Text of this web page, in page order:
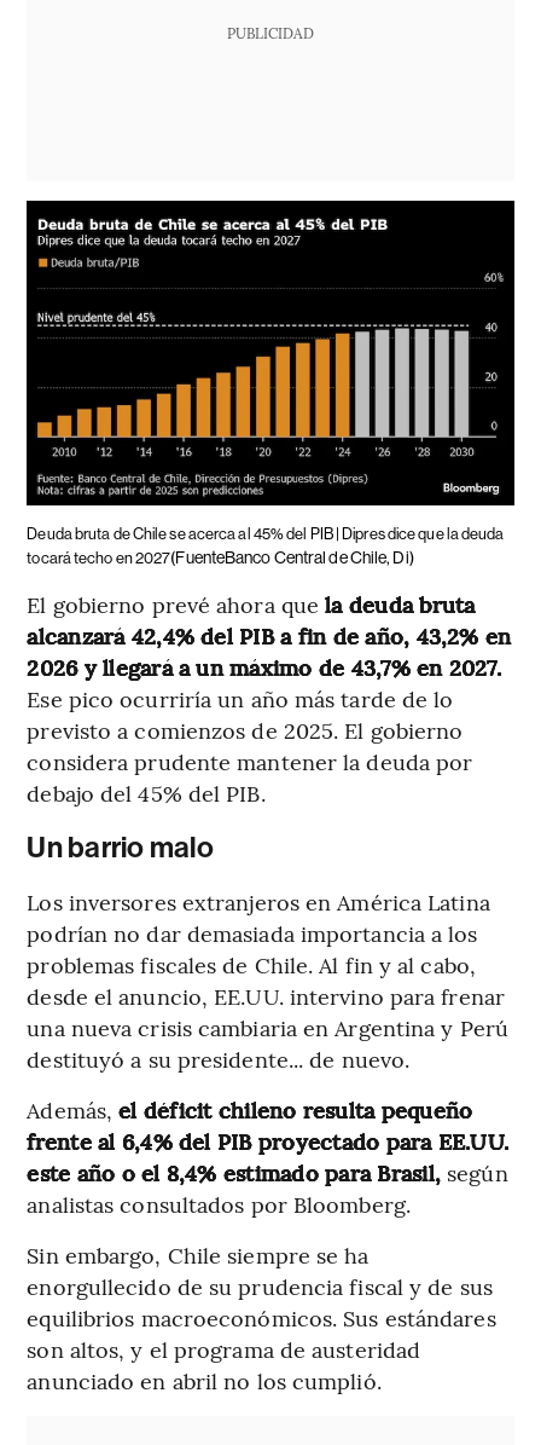
PUBLICIDAD
Deuda bruta de Chile se acerca al 45% del PIB | Dipres dice que la deuda
tocará techo en 2027(FuenteBanco Central de Chile, Di)
El gobierno prevé ahora quela deuda bruta
alcanzará 42,4% del PIB a fin de año, 43,2% en
2026 y llegará a un máximo de 43,7% en 2027.
Ese pico ocurriría un año más tarde de lo
previsto a comienzos de 2025. El gobierno
considera prudente mantener la deuda por
debajo del 45% del PIB.
Un barrio malo
Los inversores extranjeros en América Latina
podrían no dar demasiada importancia a los
problemas fiscales de Chile. Al fin y al cabo,
desde el anuncio, EE.UU. intervino para frenar
una nueva crisis cambiaria en Argentina y Perú
destituyó a su presidente... de nuevo.
Además,el déficit chileno resulta pequeño
frente al 6,4% del PIB proyectado para EE.UU.
este año o el 8,4% estimado para Brasil, según
analistas consultados por Bloomberg.
Sin embargo, Chile siempre se ha
enorgullecido de su prudencia fiscal y de sus
equilibrios macroeconómicos. Sus estándares
son altos, y el programa de austeridad
anunciado en abril no los cumplió.